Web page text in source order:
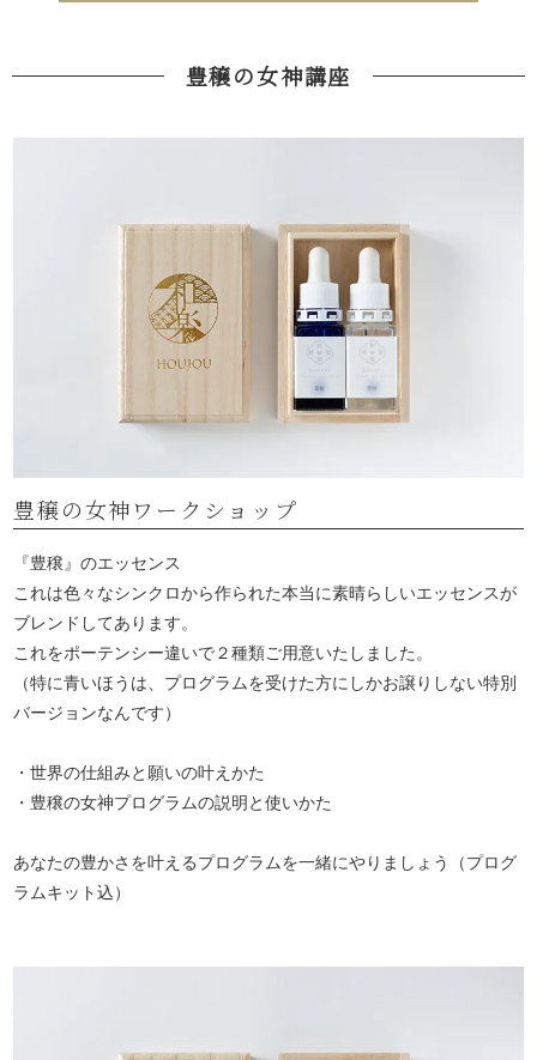
豊穣の女神講座
豊穣の女神ワークショップ
『豊穣』のエッセンス
これは色々なシンクロから作られた本当に素晴らしいエッセンスが
ブレンドしてあります。
これをポーテンシー違いで２種類ご用意いたしました。
（特に青いほうは、プログラムを受けた方にしかお譲りしない特別
バージョンなんです）
・世界の仕組みと願いの叶えかた
・豊穣の女神プログラムの説明と使いかた
あなたの豊かさを叶えるプログラムを一緒にやりましょう（プログ
ラムキット込）